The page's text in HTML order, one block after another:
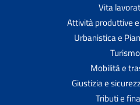
Vita
Attività produttive
Urbanistica e
Turismo
Mobilità e
Giustizia e
Tributi e